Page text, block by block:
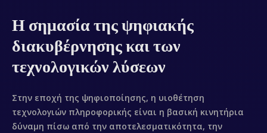
Η σημασία της ψηφιακής
διακυβέρνησης και των
τεχνολογικών λύσεων
Στην εποχή της ψηφιοποίησης, η υιοθέτηση
τεχνολογιών πληροφορικής είναι η βασική κινητήρια
δύναμη πίσω από την αποτελεσματικότητα, την